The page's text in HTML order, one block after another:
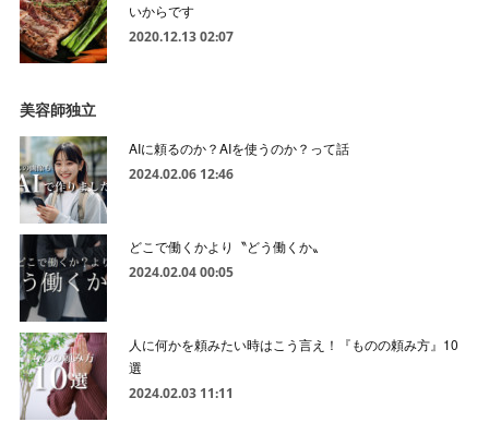
いからです
2020.12.13 02:07
美容師独立
AIに頼るのか？AIを使うのか？って話
2024.02.06 12:46
どこで働くかより〝どう働くか〟
2024.02.04 00:05
人に何かを頼みたい時はこう言え！『ものの頼み方』10
選
2024.02.03 11:11